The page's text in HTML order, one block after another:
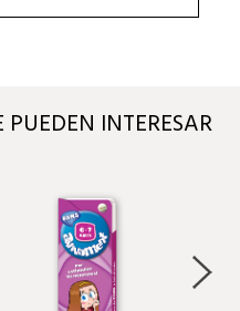
INTERESAR